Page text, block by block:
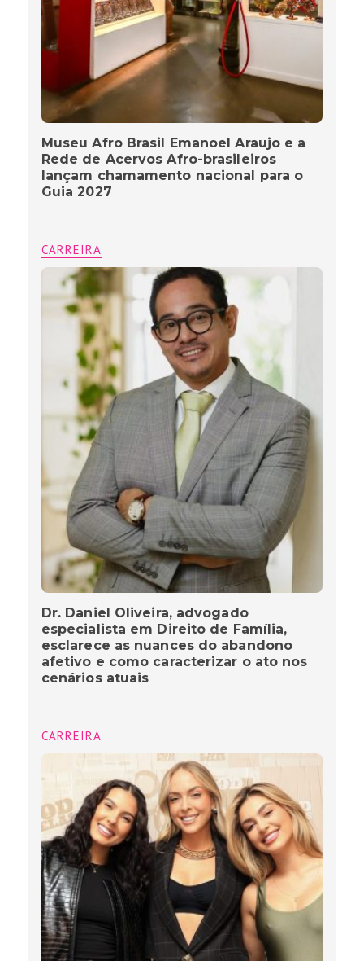
Museu Afro Brasil Emanoel Araujo e a
Rede de Acervos Afro-brasileiros
lançam chamamento nacional para o
Guia 2027
CARREIRA
Dr. Daniel Oliveira, advogado
especialista em Direito de Família,
esclarece as nuances do abandono
afetivo e como caracterizar o ato nos
cenários atuais
CARREIRA